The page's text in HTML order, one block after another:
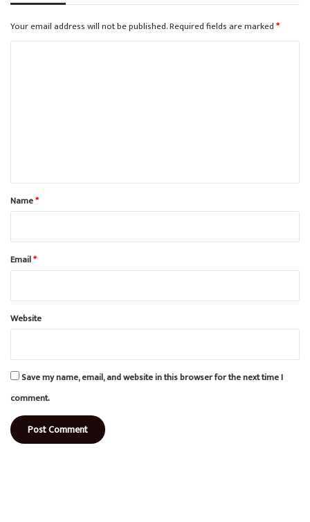
Your email address will not be published.Required fields are marked*
*
Name*
Email*
Website
Save my name, email, and website in this browser for the next time I
comment.